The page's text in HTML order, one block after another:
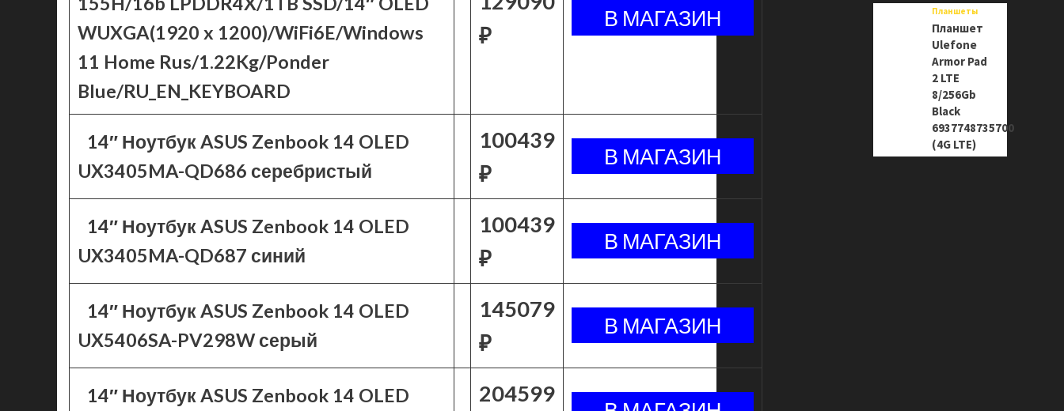
WUXGA(1920 x 1200)/WiFi6E/Windows
11 Home Rus/1.22Kg/Ponder
Blue/RU_EN_KEYBOARD
₽
14″ Ноутбук ASUS Zenbook 14 OLED
UX3405MA-QD686 серебристый
100439
₽
14″ Ноутбук ASUS Zenbook 14 OLED
UX3405MA-QD687 синий
100439
₽
14″ Ноутбук ASUS Zenbook 14 OLED
UX5406SA-PV298W серый
145079
₽
14″ Ноутбук ASUS Zenbook 14 OLED
204599
Планшеты
Планшет
Ulefone
Armor Pad
2 LTE
8/256Gb
Black
6937748735700
(4G LTE)